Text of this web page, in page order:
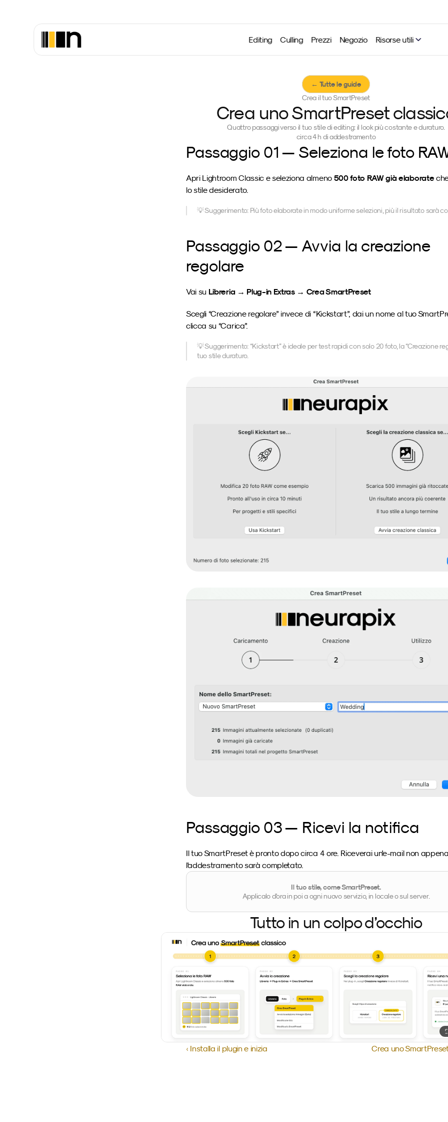
← Tutte le guide
Crea il tuo SmartPreset
Crea uno SmartPreset
Quattro passaggi verso il tuo stile di editing: il look più costante e duraturo.
circa 4 h di addestramento
Passaggio 01 — Seleziona le foto
Apri Lightroom Classic e seleziona almeno 500 foto RAW già elaborate
lo stile desiderato.
💡 Suggerimento: Più foto elaborate in modo uniforme selezioni, più il risultato sarà
Passaggio 02 — Avvia la creazione
regolare
Vai su Libreria → Plug-in Extras → Crea SmartPreset
Scegli “Creazione regolare” invece di “Kickstart”, dai un nome al tuo
clicca su “Carica”.
💡 Suggerimento: “Kickstart” è ideale per test rapidi con solo 20 foto, la “Creazione
tuo stile duraturo.
Passaggio 03 — Ricevi la notifica
Il tuo SmartPreset è pronto dopo circa 4 ore. Riceverai un'e-mail non appena
l'addestramento sarà completato.
Il tuo stile, come SmartPreset.
Applicalo d'ora in poi a ogni nuovo servizio, in locale o sul server.
Tutto in un colpo d’occhio
‹ Installa il plugin e inizia Crea uno
Editing Culling Prezzi Negozio Risorse utili